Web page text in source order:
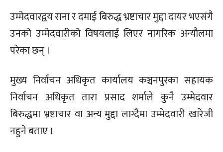
उम्मेदवारद्वय राना र दमाई बिरुद्ध भ्रष्टाचार मुद्दा दायर भएसंगै
उनको उम्मेदवारीको विषयलाई लिएर नागरिक अन्यौलमा
परेका छन् ।
मुख्य निर्वाचन अधिकृत कार्यालय कञ्चनपुरका सहायक
निर्वाचन अधिकृत तारा प्रसाद शर्माले कुनै उम्मेदवार
बिरुद्धमा भ्रष्टाचार वा अन्य मुद्दा लाग्दैमा उम्मेदवारी खारेजी
नहुने बताए ।